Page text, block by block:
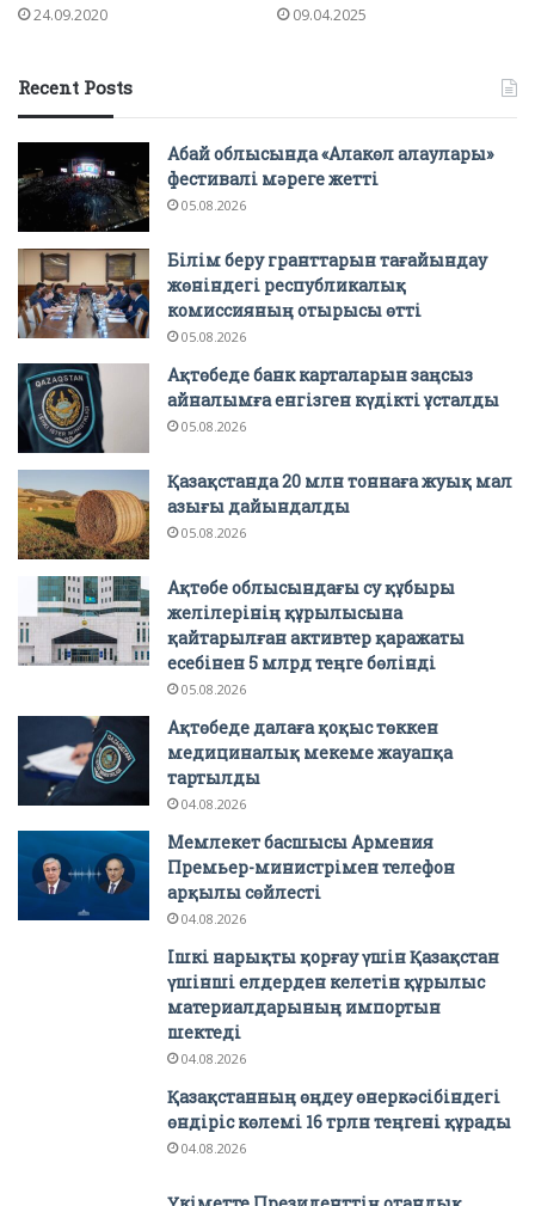
24.09.2020 09.04.2025
Recent Posts
Абай облысында «Алакөл алаулары»
фестивалі мәреге жетті
05.08.2026
Білім беру гранттарын тағайындау
жөніндегі республикалық
комиссияның отырысы өтті
05.08.2026
Ақтөбеде банк карталарын заңсыз
айналымға енгізген күдікті ұсталды
05.08.2026
Қазақстанда 20 млн тоннаға жуық мал
азығы дайындалды
05.08.2026
Ақтөбе облысындағы су құбыры
желілерінің құрылысына
қайтарылған активтер қаражаты
есебінен 5 млрд теңге бөлінді
05.08.2026
Ақтөбеде далаға қоқыс төккен
медициналық мекеме жауапқа
тартылды
04.08.2026
Мемлекет басшысы Армения
Премьер-министрімен телефон
арқылы сөйлесті
04.08.2026
Ішкі нарықты қорғау үшін Қазақстан
үшінші елдерден келетін құрылыс
материалдарының импортын
шектеді
04.08.2026
Қазақстанның өңдеу өнеркәсібіндегі
өндіріс көлемі 16 трлн теңгені құрады
04.08.2026